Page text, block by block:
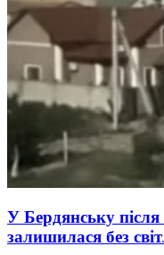
У Бердянську після
залишилася без